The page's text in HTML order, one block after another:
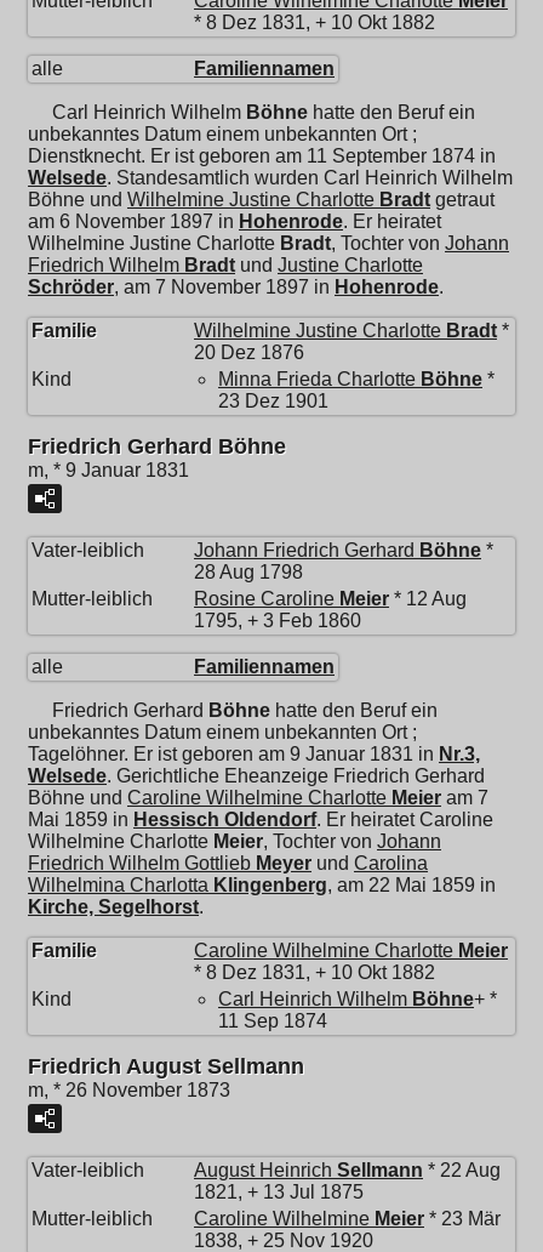
* 8 Dez 1831, + 10 Okt 1882
alle Familiennamen
Carl Heinrich Wilhelm Böhne hatte den Beruf ein
unbekanntes Datum einem unbekannten Ort ;
Dienstknecht. Er ist geboren am 11 September 1874 in
Welsede. Standesamtlich wurden Carl Heinrich Wilhelm
Böhne und Wilhelmine Justine Charlotte Bradt getraut
am 6 November 1897 in Hohenrode. Er heiratet
Wilhelmine Justine Charlotte Bradt, Tochter von Johann
Friedrich Wilhelm Bradt und Justine Charlotte
Schröder, am 7 November 1897 in Hohenrode.
Familie Wilhelmine Justine Charlotte Bradt *
20 Dez 1876
Kind
Minna Frieda Charlotte Böhne *
23 Dez 1901
Friedrich Gerhard Böhne
m, * 9 Januar 1831
Vater-leiblich Johann Friedrich Gerhard Böhne *
28 Aug 1798
Mutter-leiblich
Rosine Caroline Meier * 12 Aug
1795, + 3 Feb 1860
alle Familiennamen
Friedrich Gerhard Böhne hatte den Beruf ein
unbekanntes Datum einem unbekannten Ort ;
Tagelöhner. Er ist geboren am 9 Januar 1831 in Nr.3,
Welsede. Gerichtliche Eheanzeige Friedrich Gerhard
Böhne und Caroline Wilhelmine Charlotte Meier am 7
Mai 1859 in Hessisch Oldendorf. Er heiratetCaroline
Wilhelmine Charlotte Meier, Tochter von Johann
Friedrich Wilhelm Gottlieb Meyer und Carolina
Wilhelmina Charlotta Klingenberg, am 22 Mai 1859 in
Kirche, Segelhorst.
Familie Caroline Wilhelmine Charlotte Meier
* 8 Dez 1831, + 10 Okt 1882
Kind
Carl Heinrich Wilhelm Böhne+ *
11 Sep 1874
Friedrich August Sellmann
m, * 26 November 1873
Vater-leiblich August Heinrich Sellmann * 22 Aug
1821, + 13 Jul 1875
Mutter-leiblich
Caroline Wilhelmine Meier * 23 Mär
1838, + 25 Nov 1920